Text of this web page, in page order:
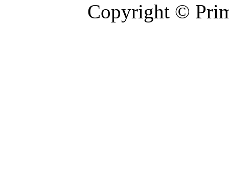
Copyright ©